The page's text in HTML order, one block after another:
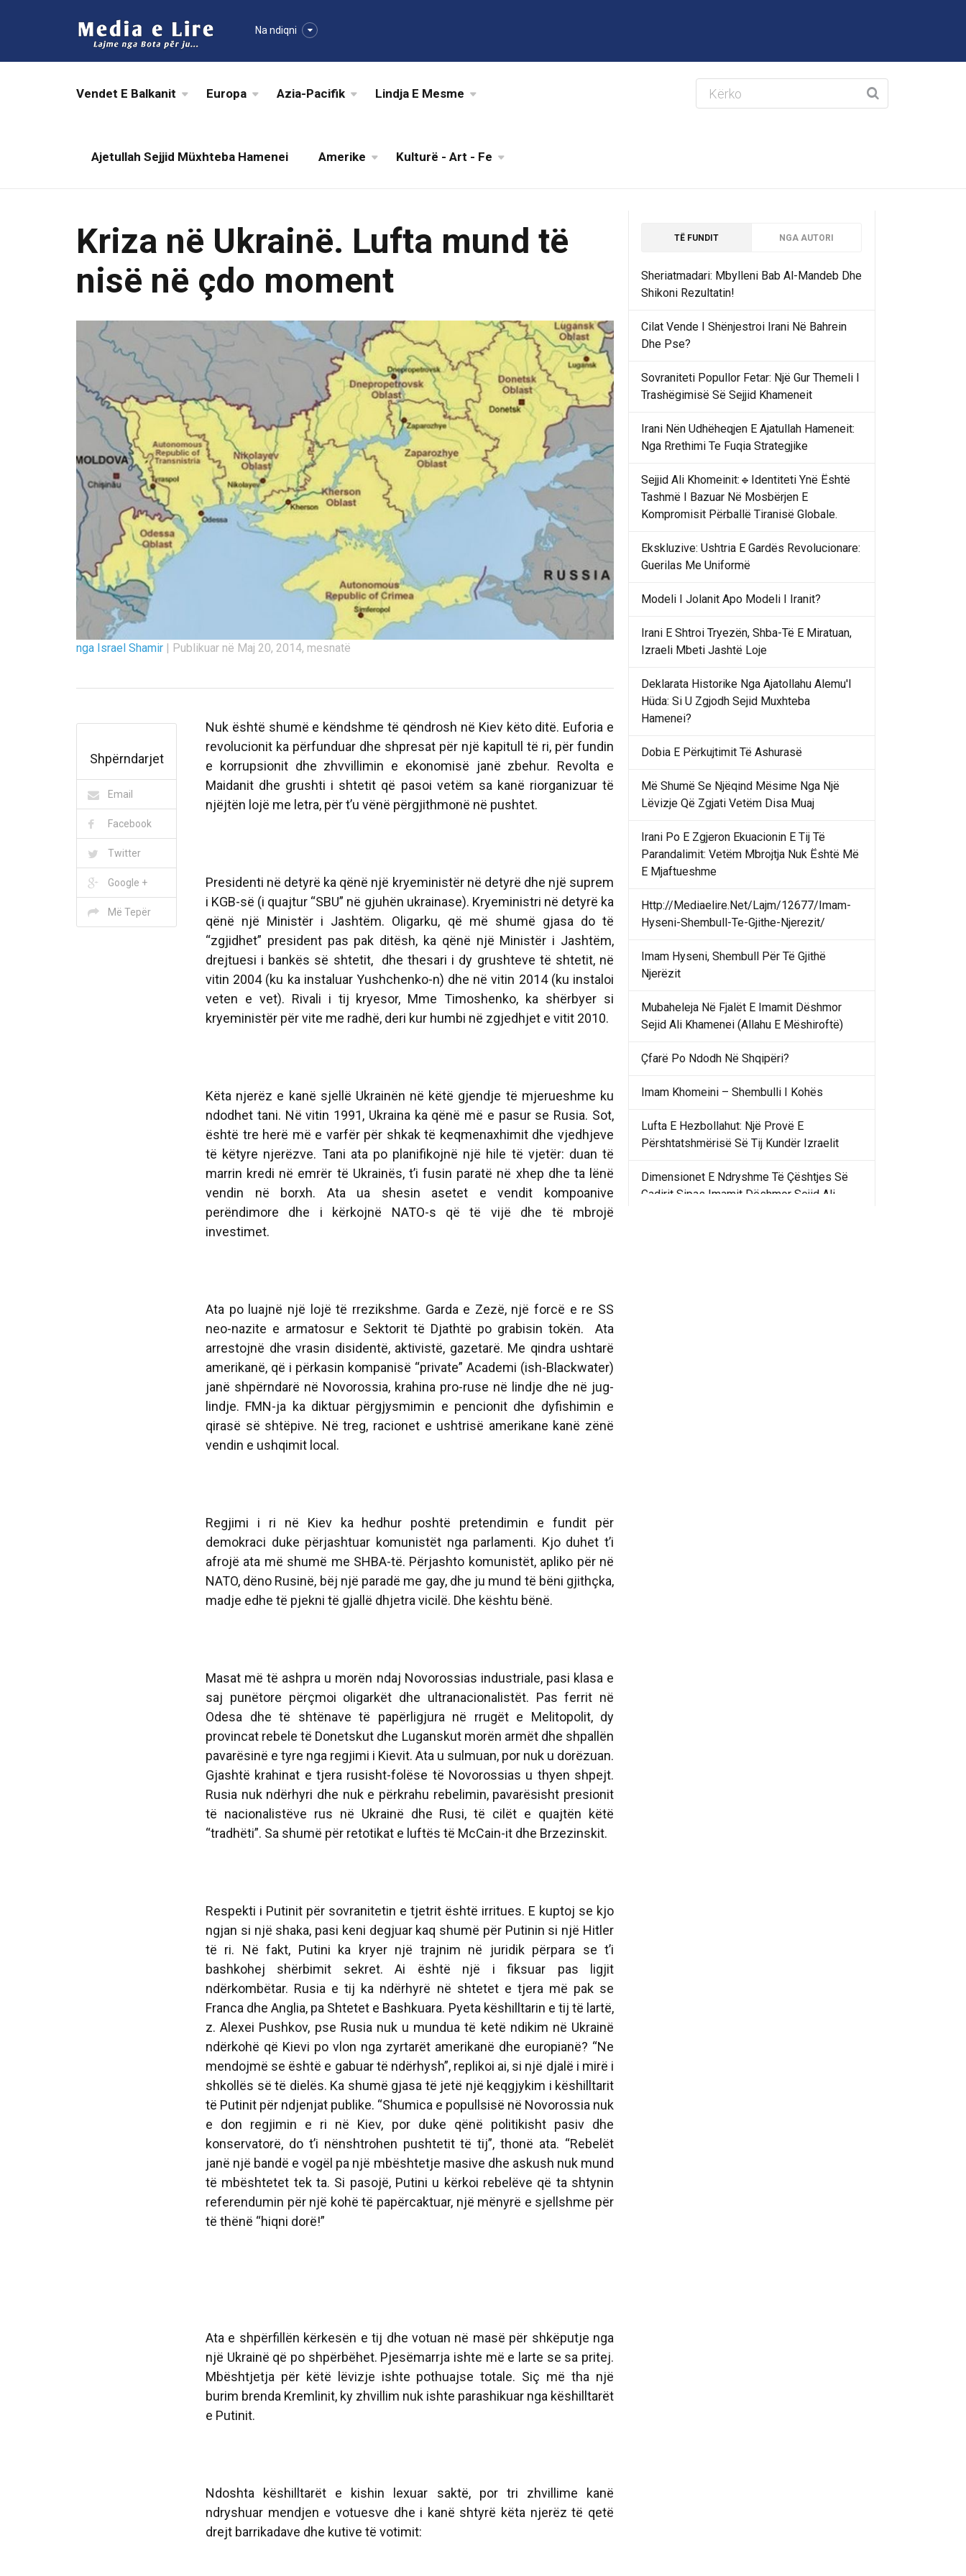
Na ndiqni
Vendet E Balkanit Europa Azia-Pacifik Lindja E Mesme
Ajetullah Sejjid Müxhteba Hamenei Amerike Kulturë - Art - Fe
Kriza në Ukrainë. Lufta mund të
nisë në çdo moment
nga Israel Shamir | Publikuar në Maj 20, 2014, mesnatë
Shpërndarjet
Email
Facebook
Twitter
Google +
Më Tepër
Nuk është shumë e këndshme të qëndrosh në Kiev këto ditë. Euforia e
revolucionit ka përfunduar dhe shpresat për një kapitull të ri, për fundin
e korrupsionit dhe zhvvillimin e ekonomisë janë zbehur. Revolta e
Maidanit dhe grushti i shtetit që pasoi vetëm sa kanë riorganizuar të
njëjtën lojë me letra, për t’u vënë përgjithmonë në pushtet.
Presidenti në detyrë ka qënë një kryeministër në detyrë dhe një suprem
i KGB-së (i quajtur “SBU” në gjuhën ukrainase). Kryeministri në detyrë ka
qënë një Ministër i Jashtëm. Oligarku, që më shumë gjasa do të
“zgjidhet” president pas pak ditësh, ka qënë një Ministër i Jashtëm,
drejtuesi i bankës së shtetit, dhe thesari i dy grushteve të shtetit, në
vitin 2004 (ku ka instaluar Yushchenko-n) dhe në vitin 2014 (ku instaloi
veten e vet). Rivali i tij kryesor, Mme Timoshenko, ka shërbyer si
kryeministër për vite me radhë, deri kur humbi në zgjedhjet e vitit 2010.
Këta njerëz e kanë sjellë Ukrainën në këtë gjendje të mjerueshme ku
ndodhet tani. Në vitin 1991, Ukraina ka qënë më e pasur se Rusia. Sot,
është tre herë më e varfër për shkak të keqmenaxhimit dhe vjedhjeve
të këtyre njerëzve. Tani ata po planifikojnë një hile të vjetër: duan të
marrin kredi në emrër të Ukrainës, t’i fusin paratë në xhep dhe ta lënë
vendin në borxh. Ata ua shesin asetet e vendit kompoanive
perëndimore dhe i kërkojnë NATO-s që të vijë dhe të mbrojë
investimet.
Ata po luajnë një lojë të rrezikshme. Garda e Zezë, një forcë e re SS
neo-nazite e armatosur e Sektorit të Djathtë po grabisin tokën. Ata
arrestojnë dhe vrasin disidentë, aktivistë, gazetarë. Me qindra ushtarë
amerikanë, që i përkasin kompanisë “private” Academi (ish-Blackwater)
janë shpërndarë në Novorossia, krahina pro-ruse në lindje dhe në jug-
lindje. FMN-ja ka diktuar përgjysmimin e pencionit dhe dyfishimin e
qirasë së shtëpive. Në treg, racionet e ushtrisë amerikane kanë zënë
vendin e ushqimit local.
Regjimi i ri në Kiev ka hedhur poshtë pretendimin e fundit për
demokraci duke përjashtuar komunistët nga parlamenti. Kjo duhet t’i
afrojë ata më shumë me SHBA-të. Përjashto komunistët, apliko për në
NATO, dëno Rusinë, bëj një paradë me gay, dhe ju mund të bëni gjithçka,
madje edhe të pjekni të gjallë dhjetra vicilë. Dhe kështu bënë.
Masat më të ashpra u morën ndaj Novorossias industriale, pasi klasa e
saj punëtore përçmoi oligarkët dhe ultranacionalistët. Pas ferrit në
Odesa dhe të shtënave të papërligjura në rrugët e Melitopolit, dy
provincat rebele të Donetskut dhe Luganskut morën armët dhe shpallën
pavarësinë e tyre nga regjimi i Kievit. Ata u sulmuan, por nuk u dorëzuan.
Gjashtë krahinat e tjera rusisht-folëse të Novorossias u thyen shpejt.
Rusia nuk ndërhyri dhe nuk e përkrahu rebelimin, pavarësisht presionit
të nacionalistëve rus në Ukrainë dhe Rusi, të cilët e quajtën këtë
“tradhëti”. Sa shumë për retotikat e luftës të McCain-it dhe Brzezinskit.
Respekti i Putinit për sovranitetin e tjetrit është irritues. E kuptoj se kjo
ngjan si një shaka, pasi keni degjuar kaq shumë për Putinin si një Hitler
të ri. Në fakt, Putini ka kryer një trajnim në juridik përpara se t’i
bashkohej shërbimit sekret. Ai është një i fiksuar pas ligjit
ndërkombëtar. Rusia e tij ka ndërhyrë në shtetet e tjera më pak se
Franca dhe Anglia, pa Shtetet e Bashkuara. Pyeta këshilltarin e tij të lartë,
z. Alexei Pushkov, pse Rusia nuk u mundua të ketë ndikim në Ukrainë
ndërkohë që Kievi po vlon nga zyrtarët amerikanë dhe europianë? “Ne
mendojmë se është e gabuar të ndërhysh”, replikoi ai, si një djalë i mirë i
shkollës së të dielës. Ka shumë gjasa të jetë një keqgjykim i këshilltarit
të Putinit për ndjenjat publike. “Shumica e popullsisë në Novorossia nuk
e don regjimin e ri në Kiev, por duke qënë politikisht pasiv dhe
konservatorë, do t’i nënshtrohen pushtetit të tij”, thonë ata. “Rebelët
janë një bandë e vogël pa një mbështetje masive dhe askush nuk mund
të mbështetet tek ta. Si pasojë, Putini u kërkoi rebelëve që ta shtynin
referendumin për një kohë të papërcaktuar, një mënyrë e sjellshme për
të thënë “hiqni dorë!”
Ata e shpërfillën kërkesën e tij dhe votuan në masë për shkëputje nga
një Ukrainë që po shpërbëhet. Pjesëmarrja ishte më e larte se sa pritej.
Mbështjetja për këtë lëvizje ishte pothuajse totale. Siç më tha një
burim brenda Kremlinit, ky zhvillim nuk ishte parashikuar nga këshilltarët
e Putinit.
Ndoshta këshilltarët e kishin lexuar saktë, por tri zhvillime kanë
ndryshuar mendjen e votuesve dhe i kanë shtyrë këta njerëz të qetë
drejt barrikadave dhe kutive të votimit:
TË FUNDIT NGA AUTORI
Sheriatmadari: Mbylleni Bab Al-Mandeb Dhe
Shikoni Rezultatin!
Cilat Vende I Shënjestroi Irani Në Bahrein
Dhe Pse?
Sovraniteti Popullor Fetar: Një Gur Themeli I
Trashëgimisë Së Sejjid Khameneit
Irani Nën Udhëheqjen E Ajatullah Hameneit:
Nga Rrethimi Te Fuqia Strategjike
Sejjid Ali Khomeinit:🔹Identiteti Ynë Është
Tashmë I Bazuar Në Mosbërjen E
Kompromisit Përballë Tiranisë Globale.
Ekskluzive: Ushtria E Gardës Revolucionare:
Guerilas Me Uniformë
Modeli I Jolanit Apo Modeli I Iranit?
Irani E Shtroi Tryezën, Shba-Të E Miratuan,
Izraeli Mbeti Jashtë Loje
Deklarata Historike Nga Ajatollahu Alemu'l
Hüda: Si U Zgjodh Sejid Muxhteba
Hamenei?
Dobia E Përkujtimit Të Ashurasë
Më Shumë Se Njëqind Mësime Nga Një
Lëvizje Që Zgjati Vetëm Disa Muaj
Irani Po E Zgjeron Ekuacionin E Tij Të
Parandalimit: Vetëm Mbrojtja Nuk Është Më
E Mjaftueshme
Http://Mediaelire.Net/Lajm/12677/Imam-
Hyseni-Shembull-Te-Gjithe-Njerezit/
Imam Hyseni, Shembull Për Të Gjithë
Njerëzit
Mubaheleja Në Fjalët E Imamit Dëshmor
Sejid Ali Khamenei (Allahu E Mëshiroftë)
Çfarë Po Ndodh Në Shqipëri?
Imam Khomeini – Shembulli I Kohës
Lufta E Hezbollahut: Një Provë E
Përshtatshmërisë Së Tij Kundër Izraelit
Dimensionet E Ndryshme Të Çështjes Së
Gadirit Sipas Imamit Dëshmor Sejid Ali